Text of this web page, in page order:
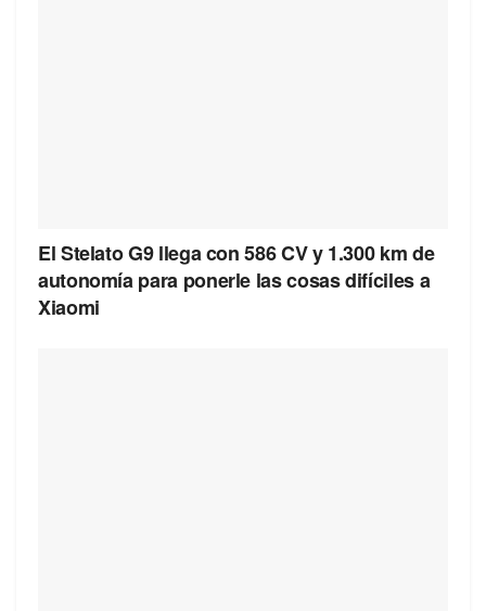
El Stelato G9 llega con 586 CV y 1.300 km de
autonomía para ponerle las cosas difíciles a
Xiaomi